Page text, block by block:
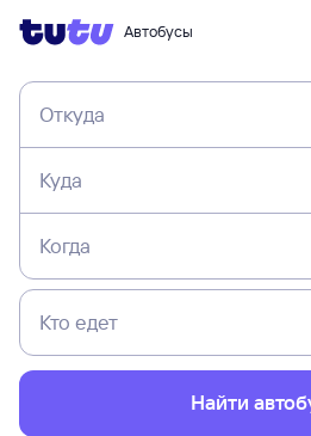
Автобусы
Откуда
Куда
Когда
Кто едет
Найти